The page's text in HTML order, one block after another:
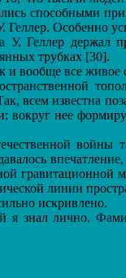
способными
У. Геллер.
Геллер держал
трубках [30].
вообще все живое
всем известна
вокруг нее
войны
гравитационной
линии
искривлено.
знал лично.